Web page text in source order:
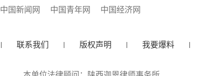
中国新闻网 中国青年网 中国经济网
联系我们 版权声明 我要爆料